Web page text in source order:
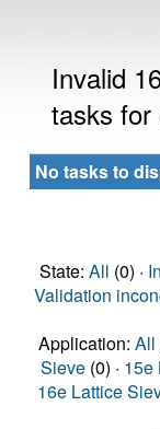
Invalid
tasks for
No tasks to
State: All (0) ·
Validation
Application: All
Sieve (0) · 15e
16e Lattice